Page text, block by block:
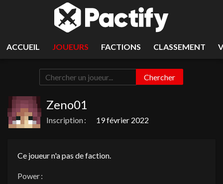
ACCUEIL JOUEURS FACTIONS CLASSEMENT
Chercher
Zeno01
Inscription : 19 février 2022
Ce joueur n'a pas de faction.
Power :